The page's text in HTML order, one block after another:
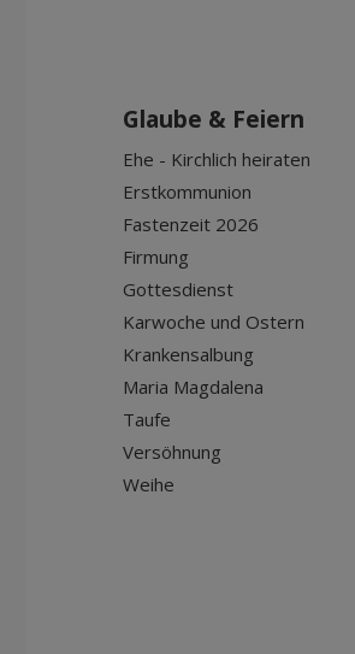
Glaube & Feiern
Ehe - Kirchlich heiraten
Erstkommunion
Fastenzeit 2026
Firmung
Gottesdienst
Karwoche und Ostern
Krankensalbung
Maria Magdalena
Taufe
Versöhnung
Weihe